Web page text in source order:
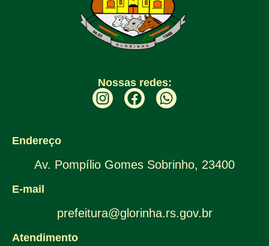
Nossas redes:
Endereço
Av. Pompílio Gomes Sobrinho, 23400
E-mail
prefeitura@glorinha.rs.gov.br
Atendimento